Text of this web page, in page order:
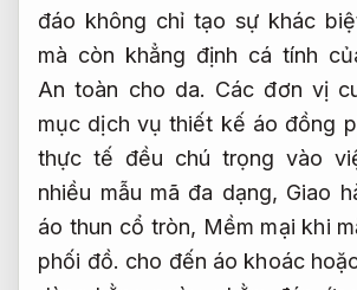
đáo không chỉ tạo sự khác
mà còn khẳng định cá tính
An toàn cho da. Các đơn vị
mục dịch vụ thiết kế áo đồng
thực tế đều chú trọng vào
nhiều mẫu mã đa dạng, Giao
áo thun cổ tròn, Mềm mại khi
phối đồ. cho đến áo khoác